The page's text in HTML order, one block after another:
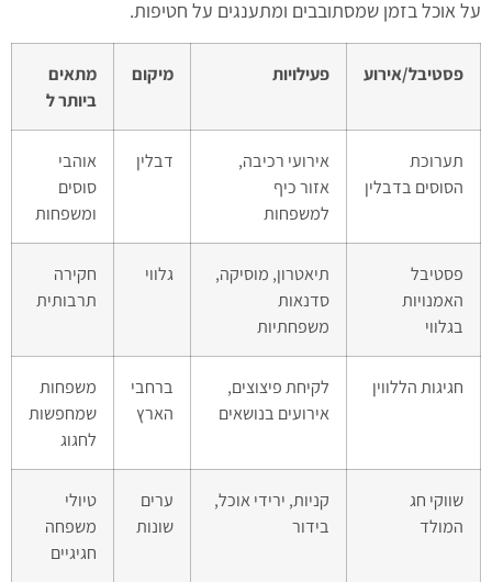
על אוכל בזמן שמסתובבים ומתענגים על חטיפות.
פסטיבל/אירוע פעילויות מיקום
מתאים
ביותר ל
תערוכת
הסוסים בדבלין
אירועי רכיבה,
אזור כיף
למשפחות
דבלין
אוהבי
סוסים
ומשפחות
פסטיבל
האמנויות
בגלווי
תיאטרון, מוסיקה,
סדנאות
משפחתיות
גלווי
חקירה
תרבותית
חגיגות הללווין
לקיחת פיצוצים,
אירועים בנושאים
ברחבי
הארץ
משפחות
שמחפשות
לחגוג
שווקי חג
המולד
קניות, ירידי אוכל,
בידור
ערים
שונות
טיולי
משפחה
חגיגיים